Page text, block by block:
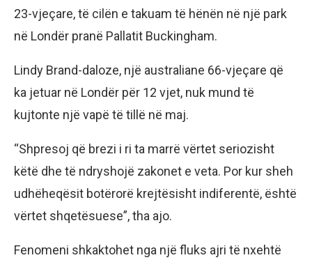
23-vjeçare, të cilën e takuam të hënën në një park
në Londër pranë Pallatit Buckingham.
Lindy Brand-daloze, një australiane 66-vjeçare që
ka jetuar në Londër për 12 vjet, nuk mund të
kujtonte një vapë të tillë në maj.
“Shpresoj që brezi i ri ta marrë vërtet seriozisht
këtë dhe të ndryshojë zakonet e veta. Por kur sheh
udhëheqësit botërorë krejtësisht indiferentë, është
vërtet shqetësuese”, tha ajo.
Fenomeni shkaktohet nga një fluks ajri të nxehtë